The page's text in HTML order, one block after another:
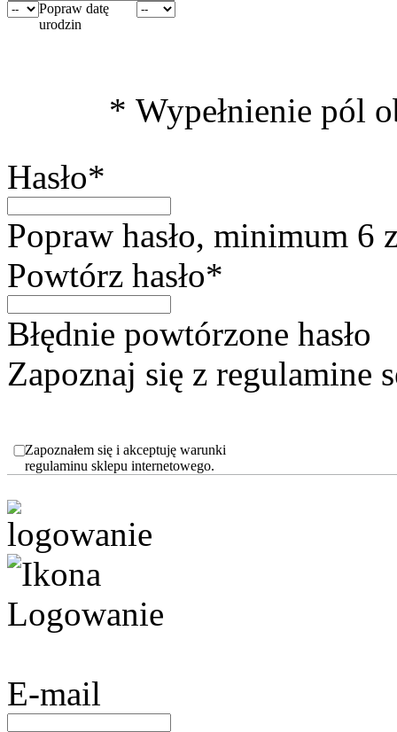
Popraw datę
urodzin
* Wypełnienie pól
Hasło*
Popraw hasło, minimum 6
Powtórz hasło*
Błędnie powtórzone hasło
Zapoznaj się z regulamine
Zapoznałem się i akceptuję warunki
regulaminu sklepu internetowego.
E-mail